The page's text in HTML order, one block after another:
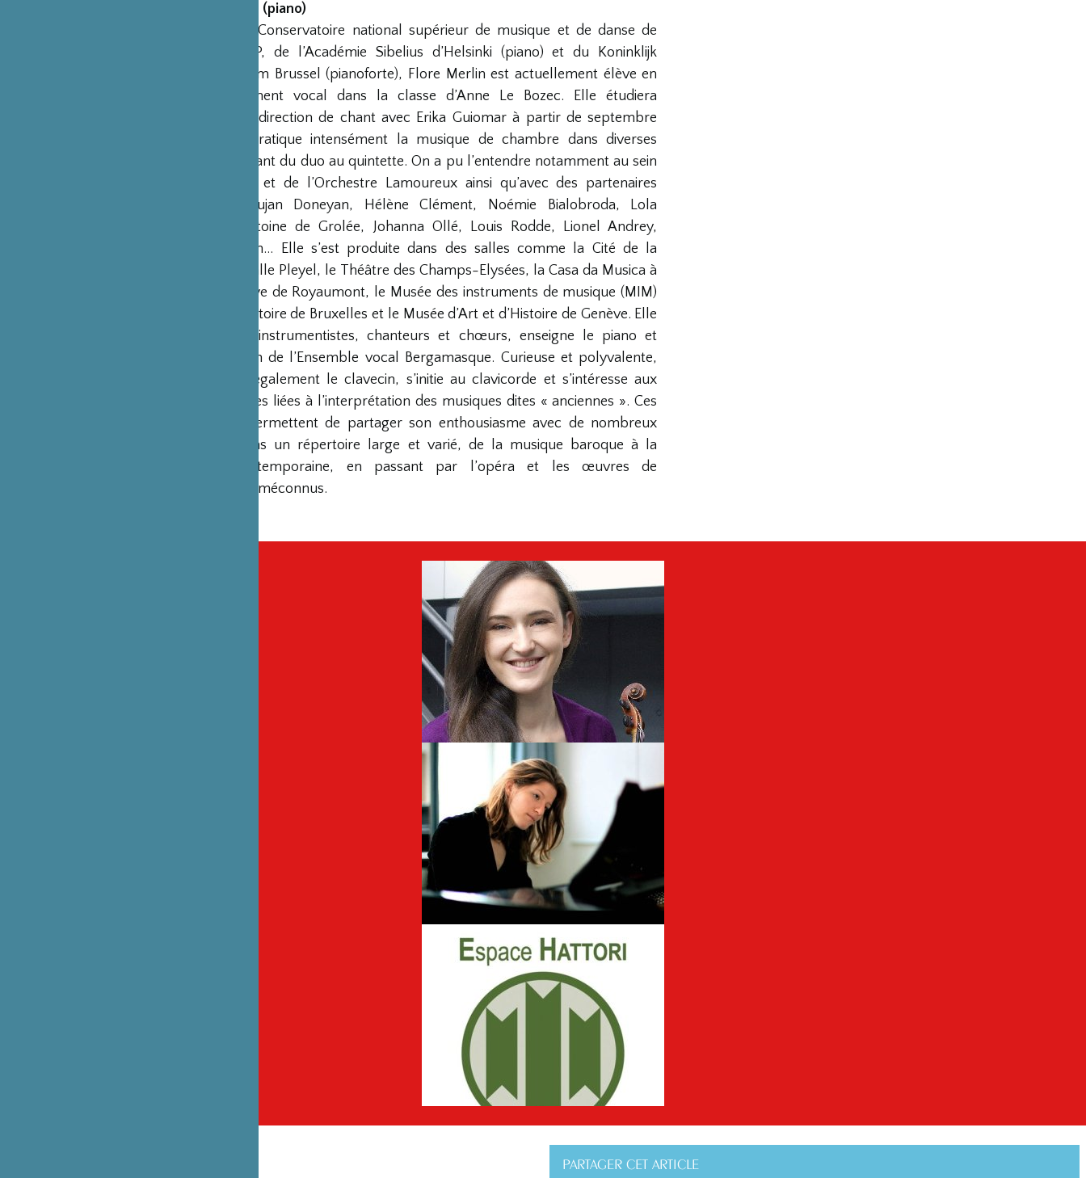
Flore MERLIN (piano)
Diplômée du Conservatoire national supérieur de musique et de danse de
Paris-CNSMDP, de l’Académie Sibelius d’Helsinki (piano) et du Koninklijk
Conservatorium Brussel (pianoforte), Flore Merlin est actuellement élève en
accompagnement vocal dans la classe d’Anne Le Bozec. Elle étudiera
également la direction de chant avec Erika Guiomar à partir de septembre
2014. Flore pratique intensément la musique de chambre dans diverses
formations allant du duo au quintette. On a pu l’entendre notamment au sein
du trio Nuori et de l’Orchestre Lamoureux ainsi qu’avec des partenaires
comme Varoujan Doneyan, Hélène Clément, Noémie Bialobroda, Lola
Descours, Antoine de Grolée, Johanna Ollé, Louis Rodde, Lionel Andrey,
Bogdan Varlan… Elle s’est produite dans des salles comme la Cité de la
Musique, la Salle Pleyel, le Théâtre des Champs-Elysées, la Casa da Musica à
Porto, l’Abbaye de Royaumont, le Musée des instruments de musique (MIM)
et le Conservatoire de Bruxelles et le Musée d’Art et d’Histoire de Genève. Elle
accompagne instrumentistes, chanteurs et chœurs, enseigne le piano et
chante au sein de l’Ensemble vocal Bergamasque. Curieuse et polyvalente,
elle explore également le clavecin, s’initie au clavicorde et s’intéresse aux
problématiques liées à l’interprétation des musiques dites « anciennes ». Ces
activités lui permettent de partager son enthousiasme avec de nombreux
musiciens dans un répertoire large et varié, de la musique baroque à la
musique contemporaine, en passant par l’opéra et les œuvres de
compositeurs méconnus.
PARTAGER CET ARTICLE